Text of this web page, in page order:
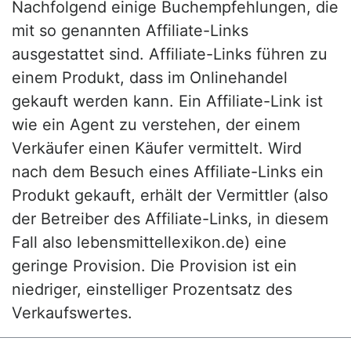
Nachfolgend einige Buchempfehlungen, die
mit so genannten Affiliate-Links
ausgestattet sind. Affiliate-Links führen zu
einem Produkt, dass im Onlinehandel
gekauft werden kann. Ein Affiliate-Link ist
wie ein Agent zu verstehen, der einem
Verkäufer einen Käufer vermittelt. Wird
nach dem Besuch eines Affiliate-Links ein
Produkt gekauft, erhält der Vermittler (also
der Betreiber des Affiliate-Links, in diesem
Fall also lebensmittellexikon.de) eine
geringe Provision. Die Provision ist ein
niedriger, einstelliger Prozentsatz des
Verkaufswertes.